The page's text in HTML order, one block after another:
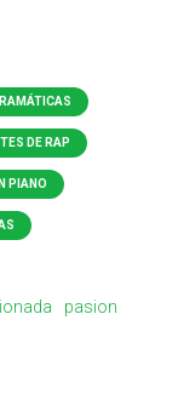
DE RAP
PIANO
pasion